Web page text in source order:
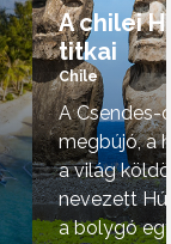
A chilei
titkai
Chile
A Csendes-
megbújó, a
a világ
nevezett
a bolygó